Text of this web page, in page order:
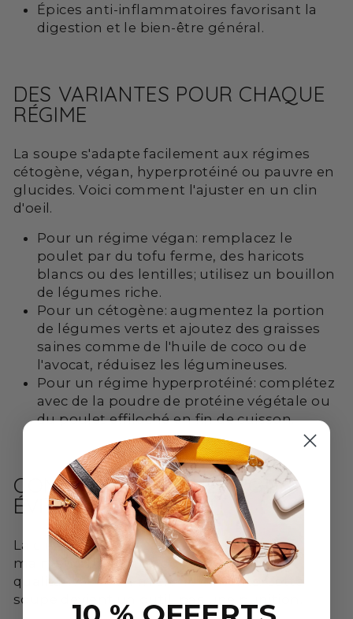
Épices anti-inflammatoires favorisant la
digestion et le bien-être général.
DES VARIANTES POUR CHAQUE
RÉGIME
La soupe s'adapte facilement aux régimes
cétogène, végan, hyperprotéiné ou pauvre en
glucides. Voici comment l'ajuster en un clin
d'oeil.
Pour un régime végan: remplacez le
poulet par du tofu ferme, des haricots
blancs ou des lentilles; utilisez un bouillon
de légumes riche.
Pour un cétogène: augmentez la portion
de légumes verts et ajoutez des graisses
saines comme de l'huile de coco ou de
l'avocat, réduisez les légumineuses.
Pour un régime hyperprotéiné: complétez
avec de la poudre de protéine végétale ou
du poulet effiloché en fin de cuisson.
CONSEILS PRATIQUES POUR
ÉVITER L'ÉPUISEMENT
La clé pour mincir sans s'épuiser est de
maintenir un bon apport en calories
qualitatives et en micronutriments. Cette
soupe devient un outil, pas une punition.